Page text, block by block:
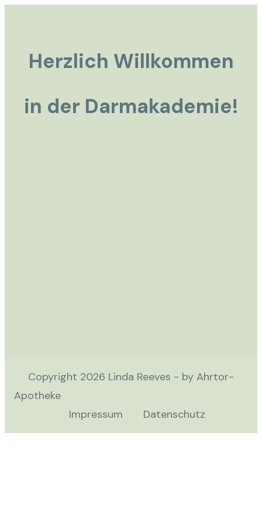
Herzlich Willkommen
in der Darmakademie!
Copyright 2026 Linda Reeves - by Ahrtor-
Apotheke
Impressum
Datenschutz